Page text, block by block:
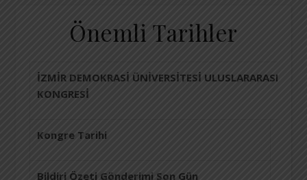
Önemli Tarihler
İZMİR DEMOKRASİ ÜNİVERSİTESİ ULUSLARARASI
KONGRESİ
Kongre Tarihi
Bildiri Özeti Gönderimi Son Gün